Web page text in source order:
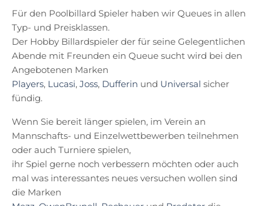
Für den Poolbillard Spieler haben wir Queues in allen
Typ- und Preisklassen.
Der Hobby Billardspieler der für seine Gelegentlichen
Abende mit Freunden ein Queue sucht wird bei den
Angebotenen Marken
Players, Lucasi, Joss, Dufferin und Universal sicher
fündig.
Wenn Sie bereit länger spielen, im Verein an
Mannschafts- und Einzelwettbewerben teilnehmen
oder auch Turniere spielen,
ihr Spiel gerne noch verbessern möchten oder auch
mal was interessantes neues versuchen wollen sind
die Marken